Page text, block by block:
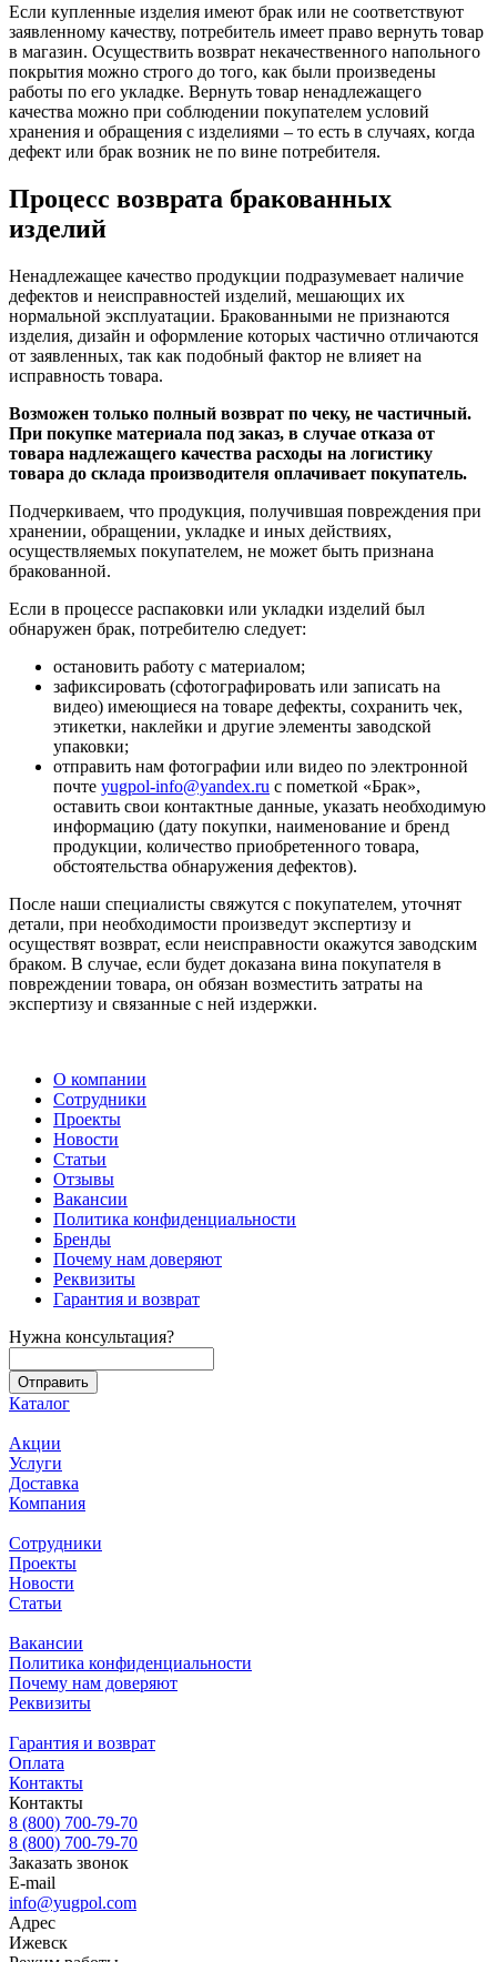
Если купленные изделия имеют брак или не соответствуют
заявленному качеству, потребитель имеет право вернуть товар
в магазин. Осуществить возврат некачественного напольного
покрытия можно строго до того, как были произведены
работы по его укладке. Вернуть товар ненадлежащего
качества можно при соблюдении покупателем условий
хранения и обращения с изделиями – то есть в случаях, когда
дефект или брак возник не по вине потребителя.
Процесс возврата бракованных
изделий
Ненадлежащее качество продукции подразумевает наличие
дефектов и неисправностей изделий, мешающих их
нормальной эксплуатации. Бракованными не признаются
изделия, дизайн и оформление которых частично отличаются
от заявленных, так как подобный фактор не влияет на
исправность товара.
Возможен только полный возврат по чеку, не частичный.
При покупке материала под заказ, в случае отказа от
товара надлежащего качества расходы на логистику
товара до склада производителя оплачивает покупатель.
Подчеркиваем, что продукция, получившая повреждения при
хранении, обращении, укладке и иных действиях,
осуществляемых покупателем, не может быть признана
бракованной.
Если в процессе распаковки или укладки изделий был
обнаружен брак, потребителю следует:
остановить работу с материалом;
зафиксировать (сфотографировать или записать на
видео) имеющиеся на товаре дефекты, сохранить чек,
этикетки, наклейки и другие элементы заводской
упаковки;
отправить нам фотографии или видео по электронной
почте yugpol-info@yandex.ru с пометкой «Брак»,
оставить свои контактные данные, указать необходимую
информацию (дату покупки, наименование и бренд
продукции, количество приобретенного товара,
обстоятельства обнаружения дефектов).
После наши специалисты свяжутся с покупателем, уточнят
детали, при необходимости произведут экспертизу и
осуществят возврат, если неисправности окажутся заводским
браком. В случае, если будет доказана вина покупателя в
повреждении товара, он обязан возместить затраты на
экспертизу и связанные с ней издержки.
О компании
Сотрудники
Проекты
Новости
Статьи
Отзывы
Вакансии
Политика конфиденциальности
Бренды
Почему нам доверяют
Реквизиты
Гарантия и возврат
Нужна консультация?
Каталог
Акции
Услуги
Доставка
Компания
Сотрудники
Проекты
Новости
Статьи
Вакансии
Политика конфиденциальности
Почему нам доверяют
Реквизиты
Гарантия и возврат
Оплата
Контакты
Контакты
8 (800) 700-79-70
8 (800) 700-79-70
Заказать звонок
E-mail
info@yugpol.com
Адрес
Ижевск